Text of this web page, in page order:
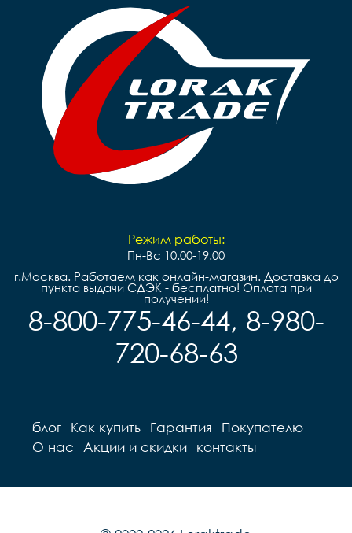
Режим работы:
Пн-Вс 10.00-19.00
г.Москва. Работаем как онлайн-магазин. Доставка до
пункта выдачи СДЭК - бесплатно! Оплата при
получении!
8-800-775-46-44, 8-980-
720-68-63
блог Как купить Гарантия
Покупателю
О нас
Акции и скидки контакты